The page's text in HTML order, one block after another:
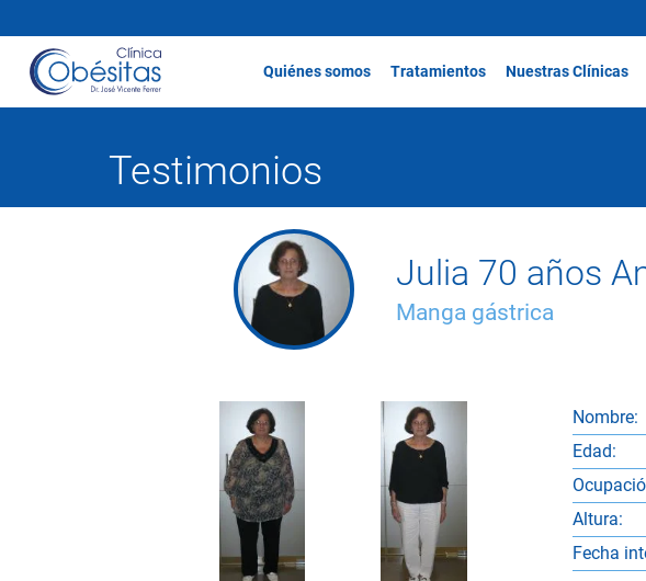
Quiénes somos Tratamientos Nuestras Clínicas
Testimonios
Julia 70 años
Manga gástrica
Nombre:
Edad:
Altura:
Fecha